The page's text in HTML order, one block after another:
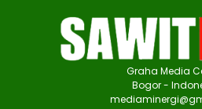
Graha Media
Bogor -